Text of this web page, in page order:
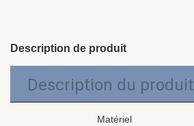
Description de produit
Description du produit
Matériel